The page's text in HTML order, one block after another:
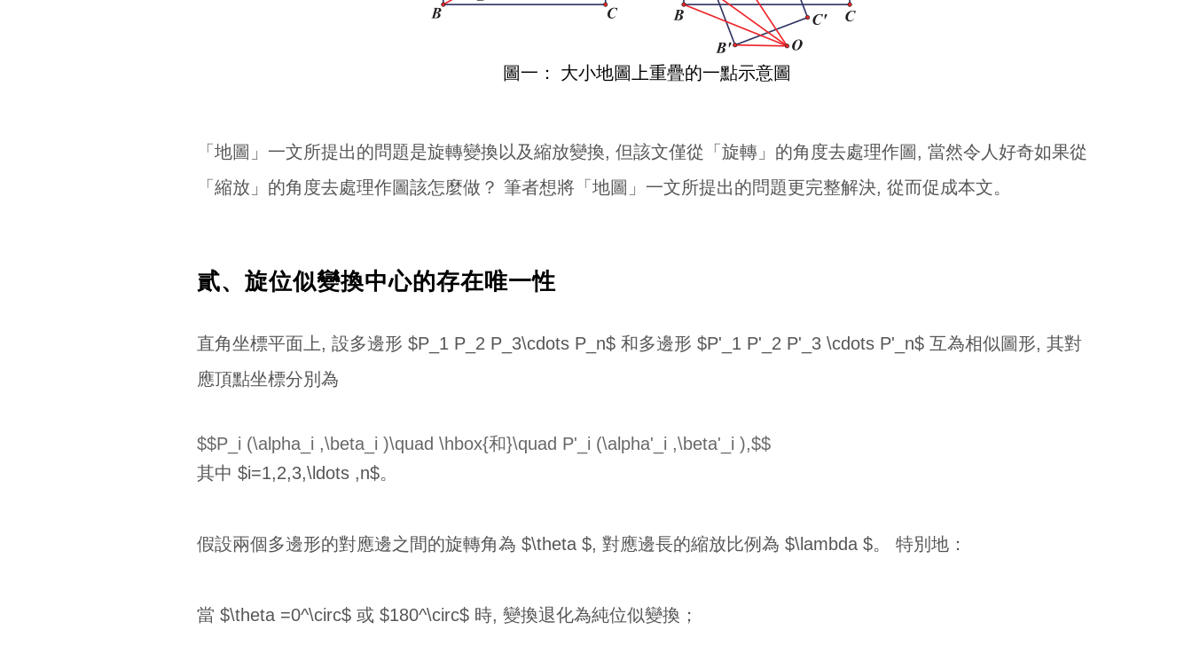
圖一： 大小地圖上重疊的一點示意圖
「地圖」一文所提出的問題是旋轉變換以及縮放變換, 但該文僅從「旋轉」的角度去處理作圖, 當然令人好奇如果從
「縮放」的角度去處理作圖該怎麼做？ 筆者想將「地圖」一文所提出的問題更完整解決, 從而促成本文。
貳、旋位似變換中心的存在唯一性
直角坐標平面上, 設多邊形 $P_1 P_2 P_3\cdots P_n$ 和多邊形 $P'_1 P'_2 P'_3 \cdots P'_n$ 互為相似圖形, 其對
應頂點坐標分別為
$$P_i (\alpha_i ,\beta_i )\quad \hbox{和}\quad P'_i (\alpha'_i ,\beta'_i ),$$
其中 $i=1,2,3,\ldots ,n$。
假設兩個多邊形的對應邊之間的旋轉角為 $\theta $, 對應邊長的縮放比例為 $\lambda $。 特別地：
當 $\theta =0^\circ$ 或 $180^\circ$ 時, 變換退化為純位似變換；